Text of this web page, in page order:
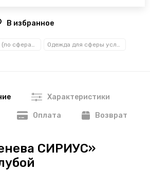
В избранное
Спецодежда (по сферам деятельности) Одежда для сферы услуг
Характеристики
Оплата Возврат
СИРИУС»